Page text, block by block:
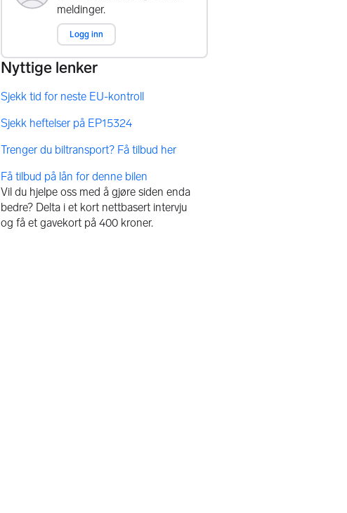
Få tilbud på lån for denne bilen
Vil du hjelpe oss med å gjøre siden enda
bedre? Delta i et kort nettbasert intervju
og få et gavekort på 400 kroner.